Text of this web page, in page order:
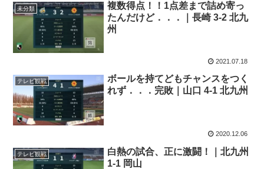
未分類
複数得点！！1点差まで詰め寄っ
たんだけど．．．｜長崎 3-2 北九
州
2021.07.18
テレビ観戦
ボールを持てどもチャンスをつく
れず．．．完敗｜山口 4-1 北九州
2020.12.06
テレビ観戦
白熱の試合、正に激闘！｜北九州
1-1 岡山